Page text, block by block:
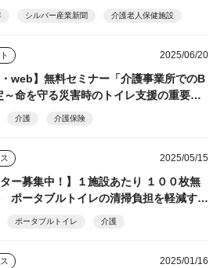
シルバー産業新聞 介護老人保健施設
2025/06/20
・web】無料セミナー「介護事業所でのB
～命を守る災害時のトイレ支援の重要
ルバー産業新聞主催 後日視聴できるア
介護 介護保険
2025/05/15
ター募集中！】１施設あたり １００枚無
ポータブルトイレの清掃負担を軽減する
処理袋「ワンズケアシリーズ」 総合サー
ポータブルトイレ 介護
2025/01/16